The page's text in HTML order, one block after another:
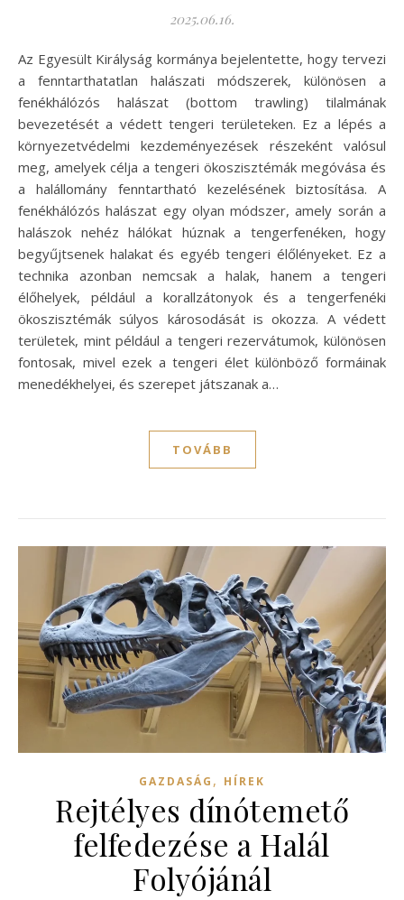
2025.06.16.
Az Egyesült Királyság kormánya bejelentette, hogy tervezi
a fenntarthatatlan halászati módszerek, különösen a
fenékhálózós halászat (bottom trawling) tilalmának
bevezetését a védett tengeri területeken. Ez a lépés a
környezetvédelmi kezdeményezések részeként valósul
meg, amelyek célja a tengeri ökoszisztémák megóvása és
a halállomány fenntartható kezelésének biztosítása. A
fenékhálózós halászat egy olyan módszer, amely során a
halászok nehéz hálókat húznak a tengerfenéken, hogy
begyűjtsenek halakat és egyéb tengeri élőlényeket. Ez a
technika azonban nemcsak a halak, hanem a tengeri
élőhelyek, például a korallzátonyok és a tengerfenéki
ökoszisztémák súlyos károsodását is okozza. A védett
területek, mint például a tengeri rezervátumok, különösen
fontosak, mivel ezek a tengeri élet különböző formáinak
menedékhelyei, és szerepet játszanak a…
TOVÁBB
GAZDASÁG , HÍREK
Rejtélyes dínótemető
felfedezése a Halál
Folyójánál